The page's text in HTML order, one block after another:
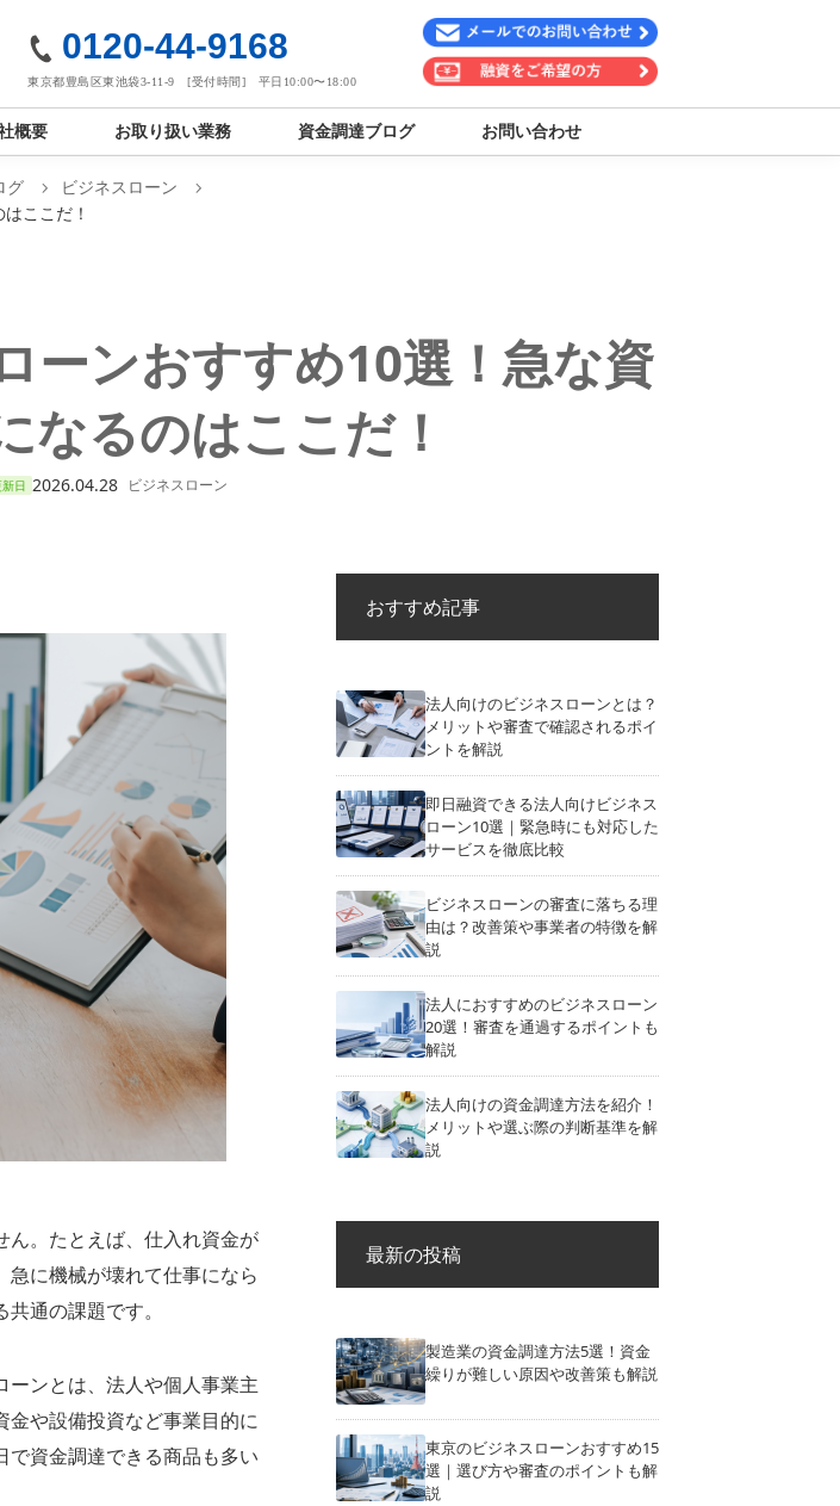
0120-44-9168
東京都豊島区東池袋3-11-9 [受付時間] 平日10:00〜18:00
概要 お取り扱い業務 資金調達ブログ お問い合わせ
グ
ビジネスローン
ここだ！
ーンおすすめ10選！急な資
なるのはここだ！
日 2026.04.28 ビジネスローン
ん。たとえば、仕入れ資金が
に機械が壊れて仕事になら
通の課題です。
ーンとは、法人や個人事業主
金や設備投資など事業目的に
資金調達できる商品も多い
おすすめ記事
法人向けのビジネスローンとは？
メリットや審査で確認されるポイ
ントを解説
即日融資できる法人向けビジネス
ローン10選｜緊急時にも対応した
サービスを徹底比較
ビジネスローンの審査に落ちる理
由は？改善策や事業者の特徴を解
説
法人におすすめのビジネスローン
20選！審査を通過するポイントも
解説
法人向けの資金調達方法を紹介！
メリットや選ぶ際の判断基準を解
説
最新の投稿
製造業の資金調達方法5選！資金
繰りが難しい原因や改善策も解説
東京のビジネスローンおすすめ15
選｜選び方や審査のポイントも解
説